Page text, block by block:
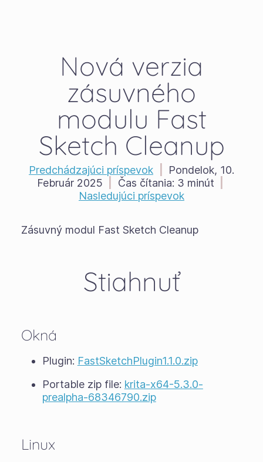
Nová verzia
zásuvného
modulu Fast
Sketch Cleanup
Predchádzajúci príspevok
Pondelok, 10.
Február 2025
Čas čítania: 3 minút
Nasledujúci príspevok
Zásuvný modul Fast Sketch Cleanup
Stiahnuť
Okná
Plugin: FastSketchPlugin1.1.0.zip
Portable zip file: krita-x64-5.3.0-
prealpha-68346790.zip
Linux